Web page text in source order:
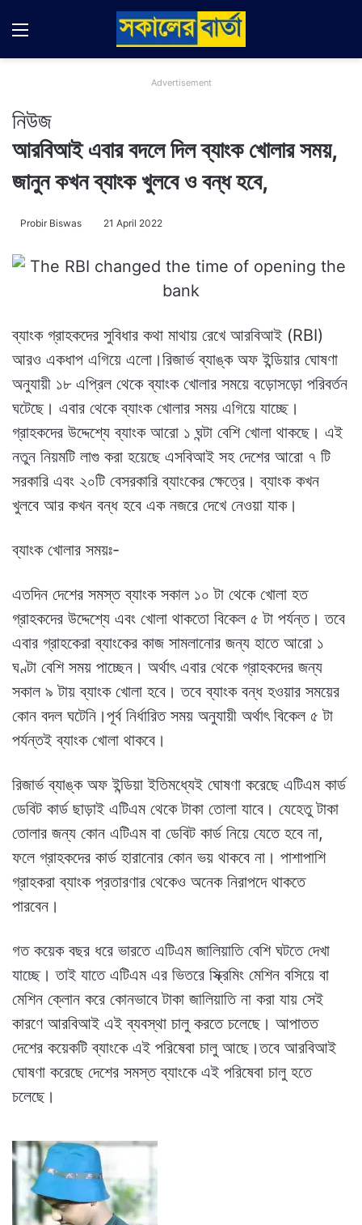
Menu
Advertisement
নিউজ
আরবিআই এবার বদলে দিল ব্যাংক খোলার সময়,
জানুন কখন ব্যাংক খুলবে ও বন্ধ হবে,
Probir Biswas 21 April 2022
ব্যাংক গ্রাহকদের সুবিধার কথা মাথায় রেখে আরবিআই (RBI)
আরও একধাপ এগিয়ে এলো।রিজার্ভ ব্যাঙ্ক অফ ইন্ডিয়ার ঘোষণা
অনুযায়ী ১৮ এপ্রিল থেকে ব্যাংক খোলার সময়ে বড়োসড়ো পরিবর্তন
ঘটেছে। এবার থেকে ব্যাংক খোলার সময় এগিয়ে যাচ্ছে।
গ্রাহকদের উদ্দেশ্যে ব্যাংক আরো ১ ঘন্টা বেশি খোলা থাকছে। এই
নতুন নিয়মটি লাগু করা হয়েছে এসবিআই সহ দেশের আরো ৭ টি
সরকারি এবং ২০টি বেসরকারি ব্যাংকের ক্ষেত্রে। ব্যাংক কখন
খুলবে আর কখন বন্ধ হবে এক নজরে দেখে নেওয়া যাক।
ব্যাংক খোলার সময়ঃ-
এতদিন দেশের সমস্ত ব্যাংক সকাল ১০ টা থেকে খোলা হত
গ্রাহকদের উদ্দেশ্যে এবং খোলা থাকতো বিকেল ৫ টা পর্যন্ত। তবে
এবার গ্রাহকেরা ব্যাংকের কাজ সামলানোর জন্য হাতে আরো ১
ঘণ্টা বেশি সময় পাচ্ছেন। অর্থাৎ এবার থেকে গ্রাহকদের জন্য
সকাল ৯ টায় ব্যাংক খোলা হবে। তবে ব্যাংক বন্ধ হওয়ার সময়ের
কোন বদল ঘটেনি।পূর্ব নির্ধারিত সময় অনুযায়ী অর্থাৎ বিকেল ৫ টা
পর্যন্তই ব্যাংক খোলা থাকবে।
রিজার্ভ ব্যাঙ্ক অফ ইন্ডিয়া ইতিমধ্যেই ঘোষণা করেছে এটিএম কার্ড
ডেবিট কার্ড ছাড়াই এটিএম থেকে টাকা তোলা যাবে। যেহেতু টাকা
তোলার জন্য কোন এটিএম বা ডেবিট কার্ড নিয়ে যেতে হবে না,
ফলে গ্রাহকদের কার্ড হারানোর কোন ভয় থাকবে না। পাশাপাশি
গ্রাহকরা ব্যাংক প্রতারণার থেকেও অনেক নিরাপদে থাকতে
পারবেন।
গত কয়েক বছর ধরে ভারতে এটিএম জালিয়াতি বেশি ঘটতে দেখা
যাচ্ছে। তাই যাতে এটিএম এর ভিতরে স্ক্রিমিং মেশিন বসিয়ে বা
মেশিন ক্লোন করে কোনভাবে টাকা জালিয়াতি না করা যায় সেই
কারণে আরবিআই এই ব্যবস্থা চালু করতে চলেছে। আপাতত
দেশের কয়েকটি ব্যাংকে এই পরিষেবা চালু আছে।তবে আরবিআই
ঘোষণা করেছে দেশের সমস্ত ব্যাংকে এই পরিষেবা চালু হতে
চলেছে।